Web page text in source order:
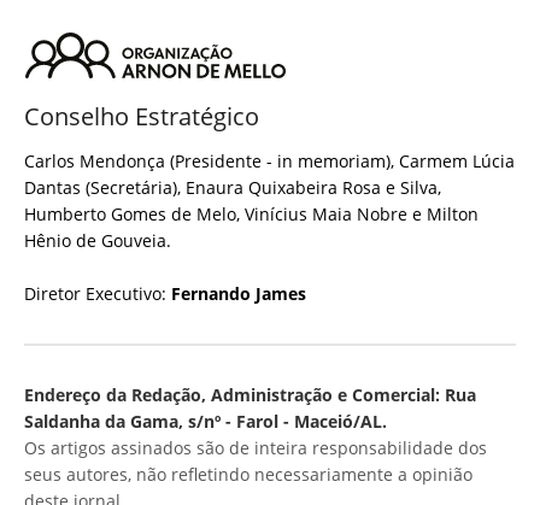
Conselho Estratégico
Carlos Mendonça (Presidente - in memoriam), Carmem Lúcia
Dantas (Secretária), Enaura Quixabeira Rosa e Silva,
Humberto Gomes de Melo, Vinícius Maia Nobre e Milton
Hênio de Gouveia.
Diretor Executivo: Fernando James
Endereço da Redação, Administração e Comercial: Rua
Saldanha da Gama, s/nº - Farol - Maceió/AL.
Os artigos assinados são de inteira responsabilidade dos
seus autores, não refletindo necessariamente a opinião